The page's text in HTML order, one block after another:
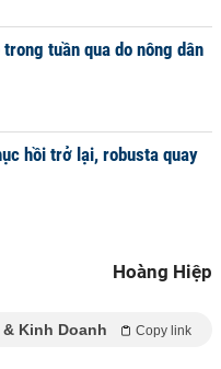
tuần qua do nông dân
hồi trở lại, robusta quay
Hoàng Hiệp
Kinh Doanh Copy link